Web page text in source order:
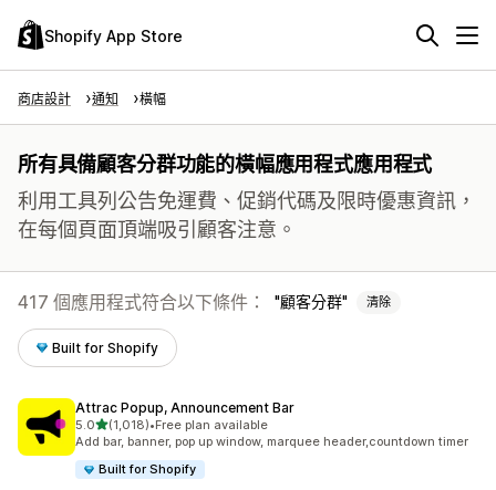
Shopify App Store
商店設計 通知 橫幅
所有具備顧客分群功能的橫幅應用程式應用程式
利用工具列公告免運費、促銷代碼及限時優惠資訊，
在每個頁面頂端吸引顧客注意。
417 個應用程式符合以下條件： 顧客分群 清除
Built for Shopify
Attrac Popup, Announcement Bar
5.0滿分 5 顆星
(1,018)
共有 1018 則評價
•Free plan available
Add bar, banner, pop up window, marquee header,countdown timer
Built for Shopify